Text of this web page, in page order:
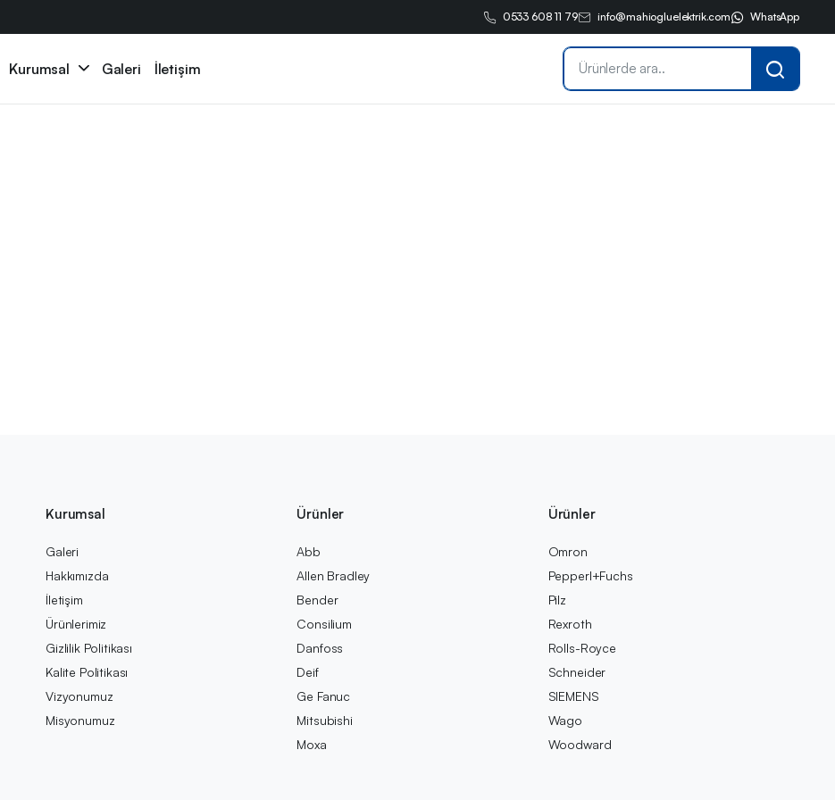
0533 608 11 79 info@mahiogluelektrik.com WhatsApp
Kurumsal Galeri İletişim
Kurumsal
Galeri
Hakkımızda
İletişim
Ürünlerimiz
Gizlilik Politikası
Kalite Politikası
Vizyonumuz
Misyonumuz
Ürünler
Abb
Allen Bradley
Bender
Consilium
Danfoss
Deif
Ge Fanuc
Mitsubishi
Moxa
Ürünler
Omron
Pepperl+Fuchs
Pilz
Rexroth
Rolls-Royce
Schneider
SIEMENS
Wago
Woodward